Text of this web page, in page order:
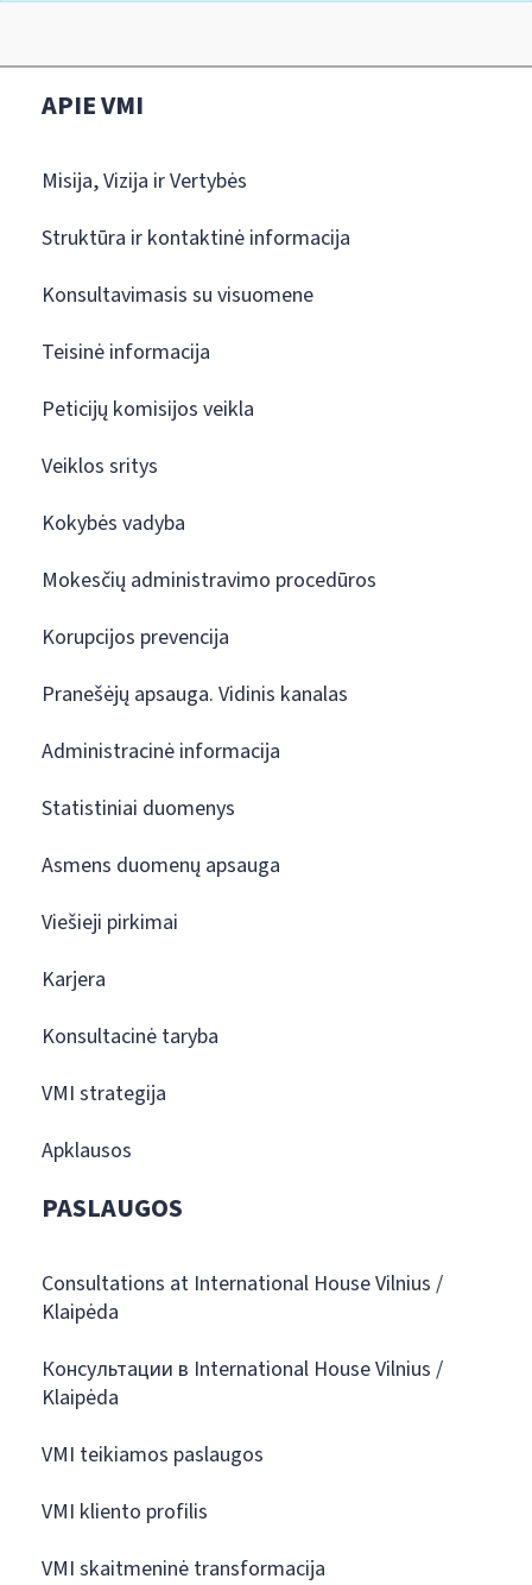
APIE VMI
Misija, Vizija ir Vertybės
Struktūra ir kontaktinė informacija
Konsultavimasis su visuomene
Teisinė informacija
Peticijų komisijos veikla
Veiklos sritys
Kokybės vadyba
Mokesčių administravimo procedūros
Korupcijos prevencija
Pranešėjų apsauga. Vidinis kanalas
Administracinė informacija
Statistiniai duomenys
Asmens duomenų apsauga
Viešieji pirkimai
Karjera
Konsultacinė taryba
VMI strategija
Apklausos
PASLAUGOS
Consultations at International House Vilnius /
Klaipėda
Консультации в International House Vilnius /
Klaipėda
VMI teikiamos paslaugos
VMI kliento profilis
VMI skaitmeninė transformacija